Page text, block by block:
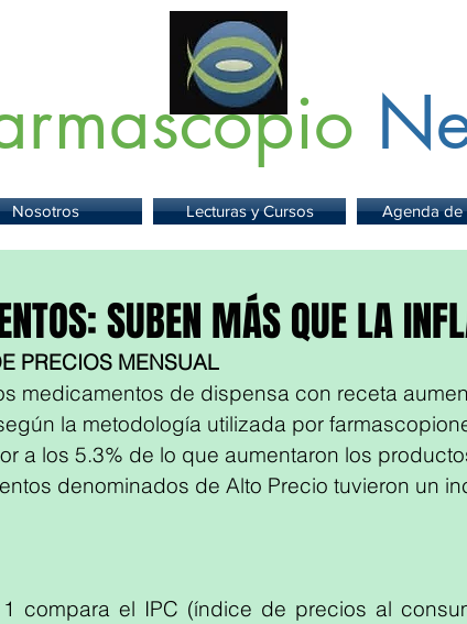
Nosotros Lecturas y Cursos Agenda de
SUBEN MÁS QUE LA
PRECIOS MENSUAL
medicamentos de dispensa con receta
la metodología utilizada por
a los 5.3% de lo que aumentaron los
denominados de Alto Precio tuvieron un
compara el IPC (índice de precios al